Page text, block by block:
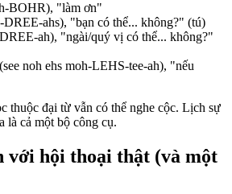
BOHR), "làm ơn"
DREE-ahs), "bạn có thể... không?" (tú)
ah), "ngài/quý vị có thể... không?"
(see noh ehs moh-LEHS-tee-ah), "nếu
thuộc đại từ vẫn có thể nghe cộc. Lịch sự
là cả một bộ công cụ.
với hội thoại thật (và một